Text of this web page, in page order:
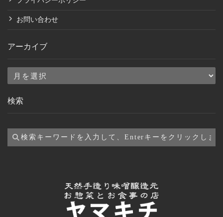
お問い合わせ
アーカイブ
ア
カ
ブ
検索